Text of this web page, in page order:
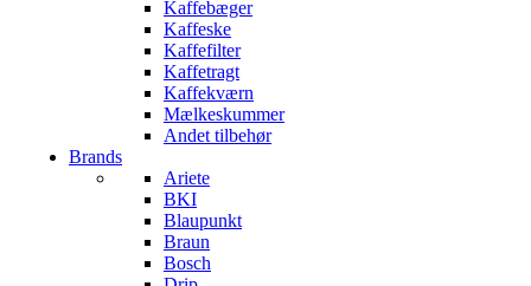
Kaffebæger
Kaffeske
Kaffefilter
Kaffetragt
Kaffekværn
Mælkeskummer
Andet tilbehør
Brands
Ariete
BKI
Blaupunkt
Braun
Bosch